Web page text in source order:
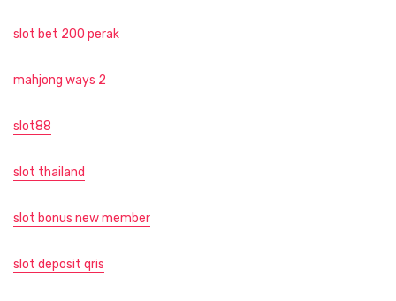
slot bet 200 perak
mahjong ways 2
slot88
slot thailand
slot bonus new member
slot deposit qris